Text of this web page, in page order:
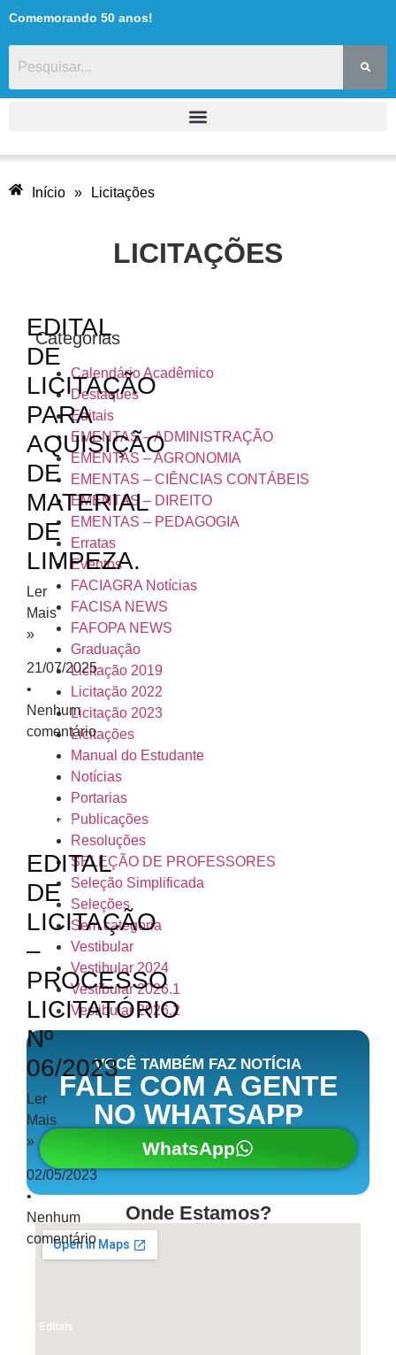
Comemorando 50 anos!
Início » Licitações
LICITAÇÕES
Categorias
Calendário Acadêmico
Destaques
Editais
EMENTAS – ADMINISTRAÇÃO
EMENTAS – AGRONOMIA
EMENTAS – CIÊNCIAS CONTÁBEIS
EMENTAS – DIREITO
EMENTAS – PEDAGOGIA
Erratas
Eventos
FACIAGRA Notícias
FACISA NEWS
FAFOPA NEWS
Graduação
Licitação 2019
Licitação 2022
Licitação 2023
Licitações
Manual do Estudante
Notícias
Portarias
Publicações
Resoluções
SELEÇÃO DE PROFESSORES
Seleção Simplificada
Seleções
Sem categoria
Vestibular
Vestibular 2024
Vestibular 2026.1
Vestibular 2026.2
VOCÊ TAMBÉM FAZ NOTÍCIA
FALE COM A GENTE
NO WHATSAPP
WhatsApp
Onde Estamos?
EDITAL
DE
LICITAÇÃO
PARA
AQUISIÇÃO
DE
MATERIAL
DE
LIMPEZA.
Ler
Mais
»
21/07/2025
Nenhum
comentário
Editais
EDITAL
DE
LICITAÇÃO
–
PROCESSO
LICITATÓRIO
Nº
06/2023
Ler
Mais
»
02/05/2023
Nenhum
comentário
Editais